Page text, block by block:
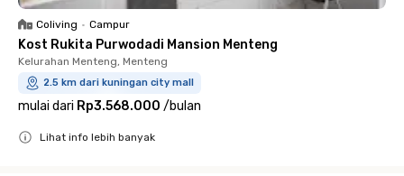
Coliving • Campur
Kost Rukita Purwodadi Mansion Menteng
Kelurahan Menteng, Menteng
2.5 km dari kuningan city mall
mulai dari Rp3.568.000 /bulan
Lihat info lebih banyak